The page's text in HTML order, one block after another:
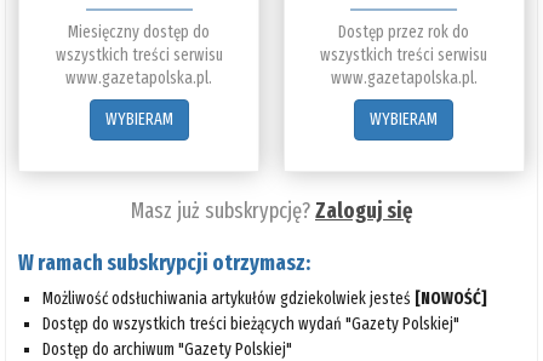
Miesięczny dostęp do
wszystkich treści serwisu
www.gazetapolska.pl.
WYBIERAM
Dostęp przez rok do
wszystkich treści serwisu
www.gazetapolska.pl.
WYBIERAM
Masz już subskrypcję?Zaloguj się
W ramach subskrypcji otrzymasz:
Możliwość odsłuchiwania artykułów gdziekolwiek jesteś [NOWOŚĆ]
Dostęp do wszystkich treści bieżących wydań "Gazety Polskiej"
Dostęp do archiwum "Gazety Polskiej"